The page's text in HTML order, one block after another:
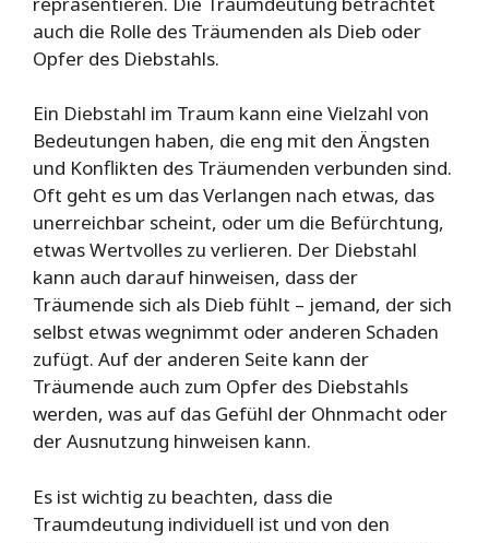
auch die Rolle des Träumenden als Dieb oder
Opfer des Diebstahls.
Ein Diebstahl im Traum kann eine Vielzahl von
Bedeutungen haben, die eng mit den Ängsten
und Konflikten des Träumenden verbunden sind.
Oft geht es um das Verlangen nach etwas, das
unerreichbar scheint, oder um die Befürchtung,
etwas Wertvolles zu verlieren. Der Diebstahl
kann auch darauf hinweisen, dass der
Träumende sich als Dieb fühlt – jemand, der sich
selbst etwas wegnimmt oder anderen Schaden
zufügt. Auf der anderen Seite kann der
Träumende auch zum Opfer des Diebstahls
werden, was auf das Gefühl der Ohnmacht oder
der Ausnutzung hinweisen kann.
Es ist wichtig zu beachten, dass die
Traumdeutung individuell ist und von den